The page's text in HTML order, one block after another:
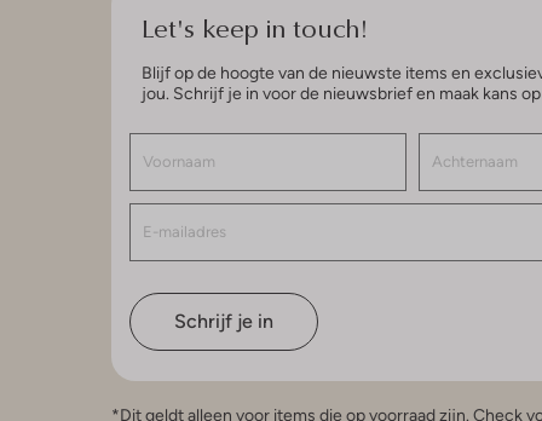
Let's keep in touch!
Blijf op de hoogte van de nieuwste items en
jou. Schrijf je in voor de nieuwsbrief en maak kans
Schrijf je in
*Dit geldt alleen voor items die op voorraad zijn. Check